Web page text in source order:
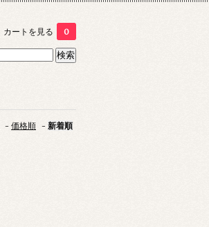
カートを見る 0
- 価格順 - 新着順